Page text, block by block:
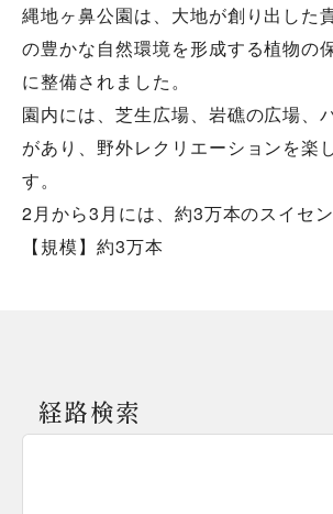
縄地ヶ鼻公園は、大地が創り出した
の豊かな自然環境を形成する植物の
に整備されました。
園内には、芝生広場、岩礁の広場、
があり、野外レクリエーションを楽
す。
2月から3月には、約3万本のスイセン
【規模】約3万本
経路検索